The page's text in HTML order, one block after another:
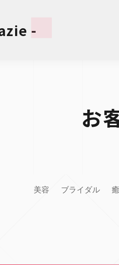
-
お
美容 ブライダル